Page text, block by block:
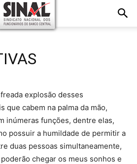
explosão desses
que cabem na palma da mão,
inúmeras funções, dentre elas,
possuir a humildade de permitir a
duas pessoas simultaneamente,
chegar os meus sonhos e